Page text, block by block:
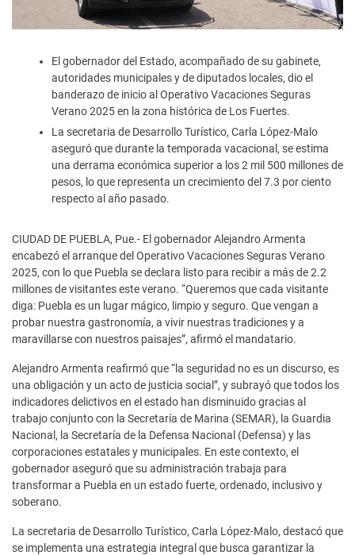
El gobernador del Estado, acompañado de su gabinete,
autoridades municipales y de diputados locales, dio el
banderazo de inicio al Operativo Vacaciones Seguras
Verano 2025 en la zona histórica de Los Fuertes.
La secretaria de Desarrollo Turístico, Carla López-Malo
aseguró que durante la temporada vacacional, se estima
una derrama económica superior a los 2 mil 500 millones de
pesos, lo que representa un crecimiento del 7.3 por ciento
respecto al año pasado.
CIUDAD DE PUEBLA, Pue.- El gobernador Alejandro Armenta
encabezó el arranque del Operativo Vacaciones Seguras Verano
2025, con lo que Puebla se declara listo para recibir a más de 2.2
millones de visitantes este verano. “Queremos que cada visitante
diga: Puebla es un lugar mágico, limpio y seguro. Que vengan a
probar nuestra gastronomía, a vivir nuestras tradiciones y a
maravillarse con nuestros paisajes”, afirmó el mandatario.
Alejandro Armenta reafirmó que “la seguridad no es un discurso, es
una obligación y un acto de justicia social”, y subrayó que todos los
indicadores delictivos en el estado han disminuido gracias al
trabajo conjunto con la Secretaría de Marina (SEMAR), la Guardia
Nacional, la Secretaría de la Defensa Nacional (Defensa) y las
corporaciones estatales y municipales. En este contexto, el
gobernador aseguró que su administración trabaja para
transformar a Puebla en un estado fuerte, ordenado, inclusivo y
soberano.
La secretaria de Desarrollo Turístico, Carla López-Malo, destacó que
se implementa una estrategia integral que busca garantizar la